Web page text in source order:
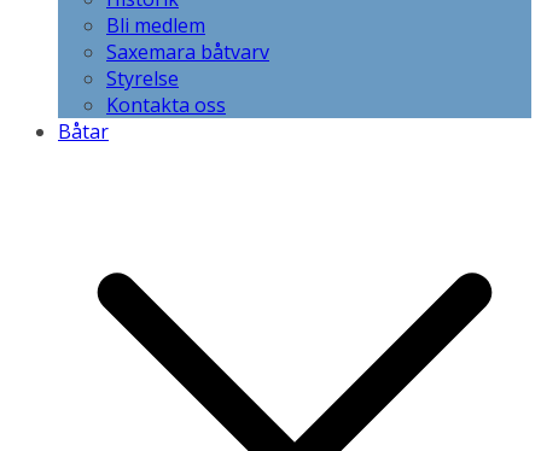
Bli medlem
Saxemara båtvarv
Styrelse
Kontakta oss
Båtar